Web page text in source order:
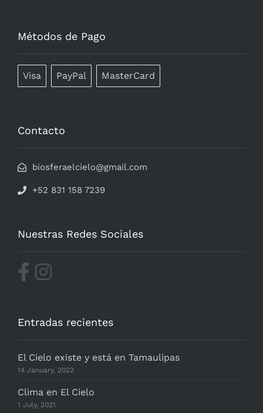
Métodos de Pago
Visa PayPal MasterCard
Contacto
biosferaelcielo@gmail.com
+52 831 158 7239
Nuestras Redes Sociales
Entradas recientes
El Cielo existe y está en Tamaulipas
14 January, 2022
Clima en El Cielo
1 July, 2021